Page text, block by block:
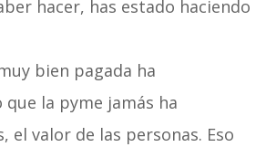
hacer, has estado haciendo
bien pagada ha
la pyme jamás ha
el valor de las personas. Eso